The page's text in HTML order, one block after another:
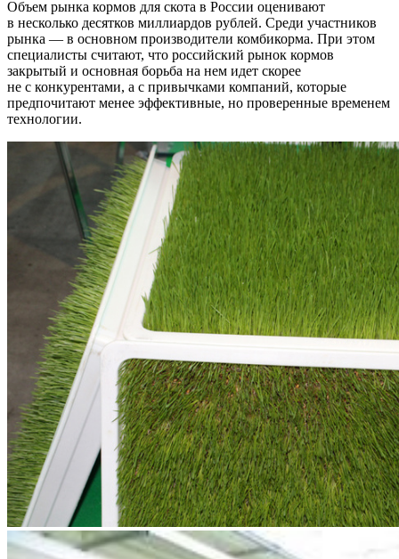
Объем рынка кормов для скота в России оценивают
в несколько десятков миллиардов рублей. Среди участников
рынка — в основном производители комбикорма. При этом
специалисты считают, что российский рынок кормов
закрытый и основная борьба на нем идет скорее
не с конкурентами, а с привычками компаний, которые
предпочитают менее эффективные, но проверенные временем
технологии.